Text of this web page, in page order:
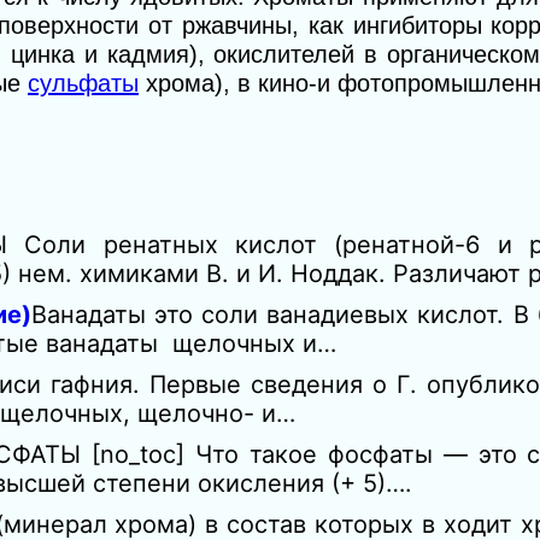
от ржавчины, как ингибиторы
цинка и кадмия), окислителей в
сульфаты хрома), в кино-и
Соли ренатных кислот (ренатной-6 и
нем. химиками В. и И. Ноддак. Различают
Ванадаты это соли ванадиевых кислот. В
ванадаты щелочных и…
гафния. Первые сведения о Г.
щелочно- и…
[no_toc] Что такое фосфаты — это
степени окисления (+ 5)….
хрома) в состав которых в ходит